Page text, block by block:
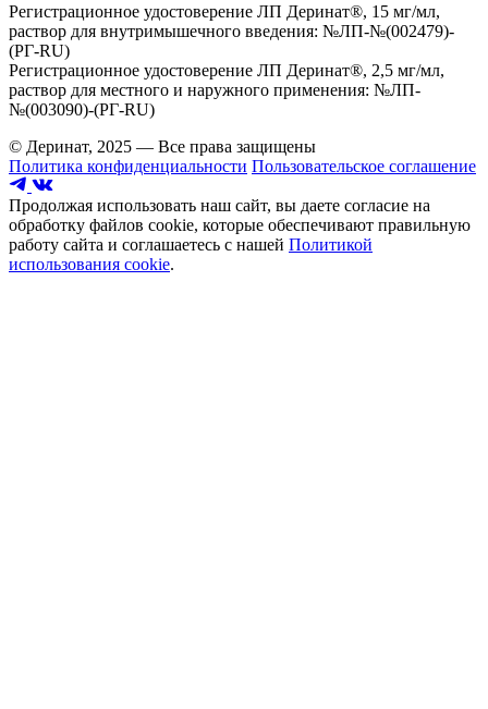
Регистрационное удостоверение ЛП Деринат®, 15 мг/мл,
раствор для внутримышечного введения: №ЛП-№(002479)-
(РГ-RU)
Регистрационное удостоверение ЛП Деринат®, 2,5 мг/мл,
раствор для местного и наружного применения: №ЛП-
№(003090)-(РГ-RU)
© Деринат, 2025 — Все права защищены
Политика конфиденциальности Пользовательское соглашение
Продолжая использовать наш сайт, вы даете согласие на
обработку файлов cookie, которые обеспечивают правильную
работу сайта и соглашаетесь с нашей Политикой
использования cookie.